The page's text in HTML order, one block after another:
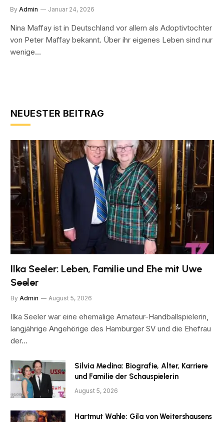
By Admin Januar 24, 2026
Nina Maffay ist in Deutschland vor allem als Adoptivtochter
von Peter Maffay bekannt. Über ihr eigenes Leben sind nur
wenige…
NEUESTER BEITRAG
Ilka Seeler: Leben, Familie und Ehe mit Uwe
Seeler
By Admin August 5, 2026
Ilka Seeler war eine ehemalige Amateur-Handballspielerin,
langjährige Angehörige des Hamburger SV und die Ehefrau
der…
Silvia Medina: Biografie, Alter, Karriere
und Familie der Schauspielerin
August 5, 2026
Hartmut Wahle: Gila von Weitershausens